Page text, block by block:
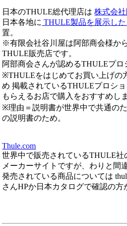
日本のTHULE総代理店は株式会
日本各地に THULE製品を展示し
置。
※有限会社谷川屋は阿部商会様か
THULE販売店です。
阿部商会さんが認めるTHULEプロ
※THULEをはじめてお買い上げの
め 掲載されているTHULEプロシ
もらえるお店で購入をおすすめし
※理由＝説明書が世界中で共通の
の説明書のため。
Thule.com
世界中で販売されているTHULE社
メーカーサイトですが、わりと間
発売されている商品については
さんHPか日本カタログで確認の方